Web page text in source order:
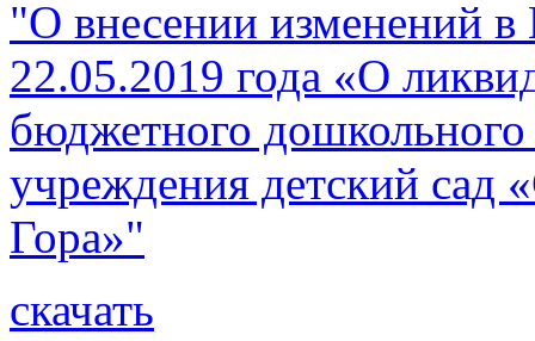
"О внесении изменений
22.05.2019 года «О
бюджетного дошкольного
учреждения детский сад
Гора»"
скачать